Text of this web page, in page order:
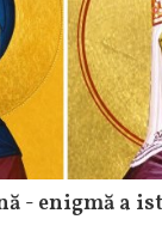
- enigmă a